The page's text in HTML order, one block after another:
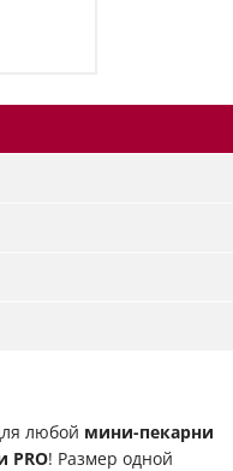
любой мини-пекарни
PRO! Размер одной